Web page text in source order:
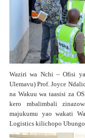
Waziri wa Nchi – Ofisi
Ulemavu) Prof. Joyce
na Wakuu wa taasisi za
kero mbalimbali
majukumu yao wakati
Logistics kilichopo